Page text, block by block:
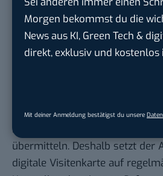
Morgen bekommst du die
News aus KI, Green Tech &
direkt, exklusiv und kostenlos
Mit deiner Anmeldung bestätigst du unsere
Visitenkarten sicher und seriös
mehrere Faktoren im Blinq-
denen wir beurteilen, ob der
Blinq legt großen Wert darauf,
Informationen sicher zu lagern
übermitteln. Deshalb setzt der
digitale Visitenkarte auf